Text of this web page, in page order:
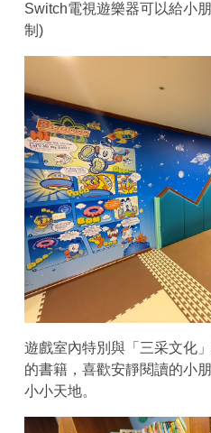
Switch電視遊樂器可以給小
制)
遊戲室內特別與「三采文化
的書籍，喜歡安靜閱讀的小
小小天地。